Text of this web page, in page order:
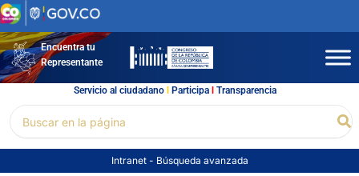
Ir
al
contenidoEncuentra tu
Representante
Servicio al ciudadano l Participal Transparencia
por:
Intranet - Búsqueda avanzada